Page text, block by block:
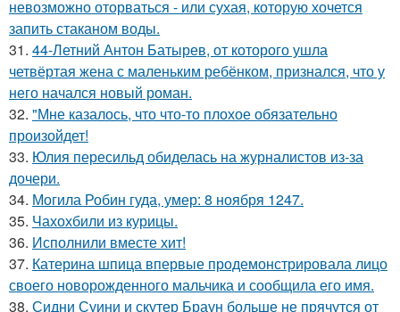
невозможно оторваться - или сухая, которую хочется
запить стаканом воды.
31. 44-Летний Антон Батырев, от которого ушла
четвёртая жена с маленьким ребёнком, признался, что у
него начался новый роман.
32. "Мне казалось, что что-то плохое обязательно
произойдет!
33. Юлия пересильд обиделась на журналистов из-за
дочери.
34. Могила Робин гуда, умер: 8 ноября 1247.
35. Чахохбили из курицы.
36. Исполнили вместе хит!
37. Катерина шпица впервые продемонстрировала лицо
своего новорожденного мальчика и сообщила его имя.
38. Сидни Суини и скутер Браун больше не прячутся от